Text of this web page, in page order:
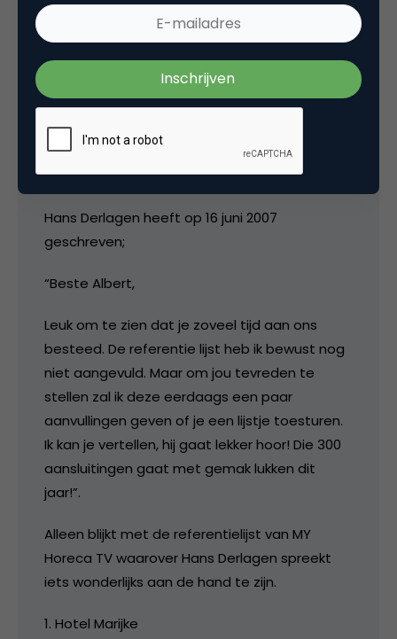
7 december 2007 om 07:09
Hans Derlagen heeft op 16 juni 2007
geschreven;
“Beste Albert,
Leuk om te zien dat je zoveel tijd aan ons
besteed. De referentie lijst heb ik bewust nog
niet aangevuld. Maar om jou tevreden te
stellen zal ik deze eerdaags een paar
aanvullingen geven of je een lijstje toesturen.
Ik kan je vertellen, hij gaat lekker hoor! Die 300
aansluitingen gaat met gemak lukken dit
jaar!”.
Alleen blijkt met de referentielijst van MY
Horeca TV waarover Hans Derlagen spreekt
iets wonderlijks aan de hand te zijn.
1. Hotel Marijke